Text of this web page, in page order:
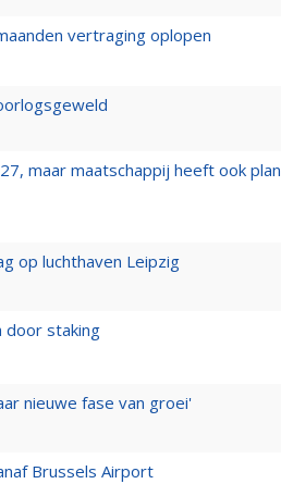
vertraging oplopen
maar maatschappij heeft ook plan
op luchthaven Leipzig
door staking
nieuwe fase van groei'
Brussels Airport